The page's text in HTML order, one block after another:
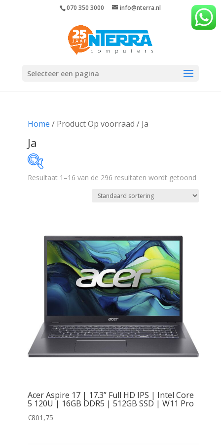
070 350 3000 info@nterra.nl
Selecteer een pagina
Home / Product Op voorraad / Ja
Ja
Resultaat 1–16 van de 296 resultaten wordt getoond
Acer Aspire 17 | 17.3” Full HD IPS | Intel Core
5 120U | 16GB DDR5 | 512GB SSD | W11 Pro
€801,75